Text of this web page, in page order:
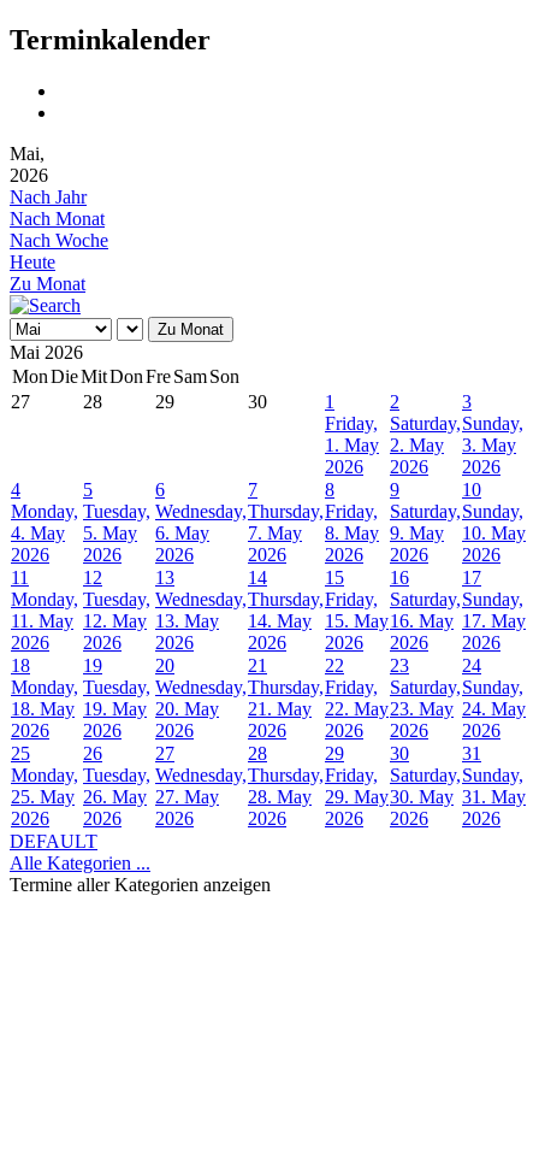
Terminkalender
Mai,
2026
Nach Jahr
Nach Monat
Nach Woche
Heute
Zu Monat
Zu Monat
Mai 2026
MonDieMitDonFreSamSon
27
28 29 30
1
Friday,
1. May
2026
2
Saturday,
2. May
2026
3
Sunday,
3. May
2026
4
Monday,
4. May
2026
5
Tuesday,
5. May
2026
6
Wednesday,
6. May
2026
7
Thursday,
7. May
2026
8
Friday,
8. May
2026
9
Saturday,
9. May
2026
10
Sunday,
10. May
2026
11
Monday,
11. May
2026
12
Tuesday,
12. May
2026
13
Wednesday,
13. May
2026
14
Thursday,
14. May
2026
15
Friday,
15. May
2026
16
Saturday,
16. May
2026
17
Sunday,
17. May
2026
18
Monday,
18. May
2026
19
Tuesday,
19. May
2026
20
Wednesday,
20. May
2026
21
Thursday,
21. May
2026
22
Friday,
22. May
2026
23
Saturday,
23. May
2026
24
Sunday,
24. May
2026
25
Monday,
25. May
2026
26
Tuesday,
26. May
2026
27
Wednesday,
27. May
2026
28
Thursday,
28. May
2026
29
Friday,
29. May
2026
30
Saturday,
30. May
2026
31
Sunday,
31. May
2026
DEFAULT
Alle Kategorien ...
Termine aller Kategorien anzeigen